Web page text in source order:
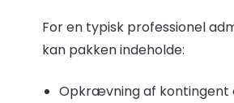
For en typisk professionel
kan pakken indeholde:
Opkrævning af kontingent